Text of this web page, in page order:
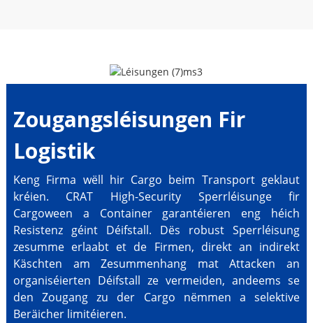
Zougangsléisungen Fir
Logistik
Keng Firma wëll hir Cargo beim Transport geklaut
kréien. CRAT High-Security Sperrléisunge fir
Cargoween a Container garantéieren eng héich
Resistenz géint Déifstall. Dës robust Sperrléisung
zesumme erlaabt et de Firmen, direkt an indirekt
Käschten am Zesummenhang mat Attacken an
organiséierten Déifstall ze vermeiden, andeems se
den Zougang zu der Cargo nëmmen a selektive
Beräicher limitéieren.